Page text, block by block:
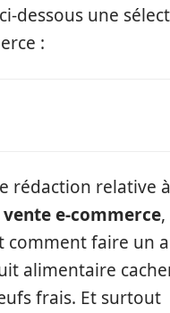
dessous une
:
rédaction relative
e-commerce
comment faire un
alimentaire
frais. Et surtout